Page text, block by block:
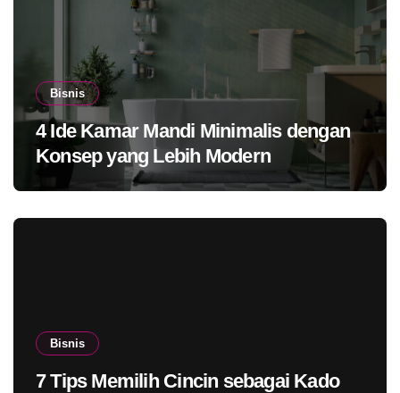
Bisnis
4 Ide Kamar Mandi Minimalis dengan
Konsep yang Lebih Modern
Bisnis
7 Tips Memilih Cincin sebagai Kado